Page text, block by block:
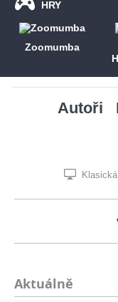
HRY
Zoomumba
Autoři
Aktuálně